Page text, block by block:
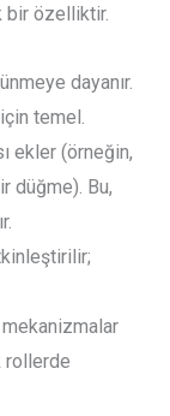
bir özelliktir.
dayanır.
temel.
ekler (örneğin,
düğme). Bu,
rollerde